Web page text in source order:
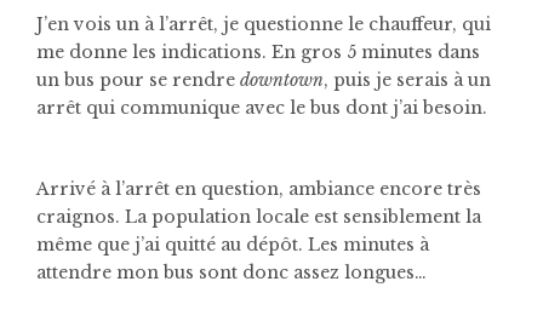
J’en vois un à l’arrêt, je questionne le chauffeur, qui
me donne les indications. En gros 5 minutes dans
un bus pour se rendre downtown, puis je serais à un
arrêt qui communique avec le bus dont j’ai besoin.
Arrivé à l’arrêt en question, ambiance encore très
craignos. La population locale est sensiblement la
même que j’ai quitté au dépôt. Les minutes à
attendre mon bus sont donc assez longues…